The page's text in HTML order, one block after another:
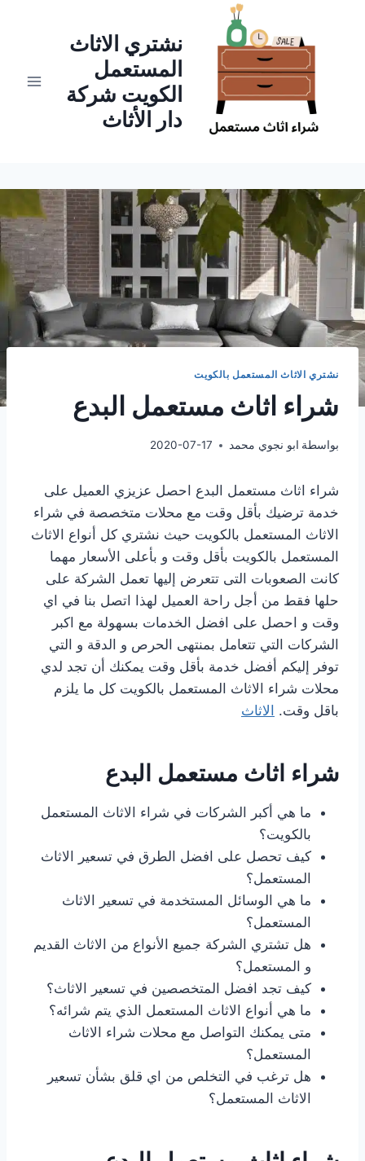
نشتري الاثاث
المستعمل
الكويت شركة
دار الأثاث
نشتري الاثاث المستعمل بالكويت
شراء اثاث مستعمل البدع
بواسطة ابو نجوي محمد 2020-07-17
شراء اثاث مستعمل البدع احصل عزيزي العميل على
خدمة ترضيك بأقل وقت مع محلات متخصصة في شراء
الاثاث المستعمل بالكويت حيث نشتري كل أنواع الاثاث
المستعمل بالكويت بأقل وقت و بأعلى الأسعار مهما
كانت الصعوبات التى تتعرض إليها تعمل الشركة على
حلها فقط من أجل راحة العميل لهذا اتصل بنا في اي
وقت و احصل على افضل الخدمات بسهولة مع اكبر
الشركات التي تتعامل بمنتهى الحرص و الدقة و التي
توفر إليكم أفضل خدمة بأقل وقت يمكنك أن تجد لدي
محلات شراء الاثاث المستعمل بالكويت كل ما يلزم
باقل وقت.
الاثاث
شراء اثاث مستعمل البدع
ما هي أكبر الشركات في شراء الاثاث المستعمل
بالكويت؟
كيف تحصل على افضل الطرق في تسعير الاثاث
المستعمل؟
ما هي الوسائل المستخدمة في تسعير الاثاث
المستعمل؟
هل تشتري الشركة جميع الأنواع من الاثاث القديم
و المستعمل؟
كيف تجد افضل المتخصصين في تسعير الاثاث؟
ما هي أنواع الاثاث المستعمل الذي يتم شرائه؟
متى يمكنك التواصل مع محلات شراء الاثاث
المستعمل؟
هل ترغب في التخلص من اي قلق بشأن تسعير
الاثاث المستعمل؟